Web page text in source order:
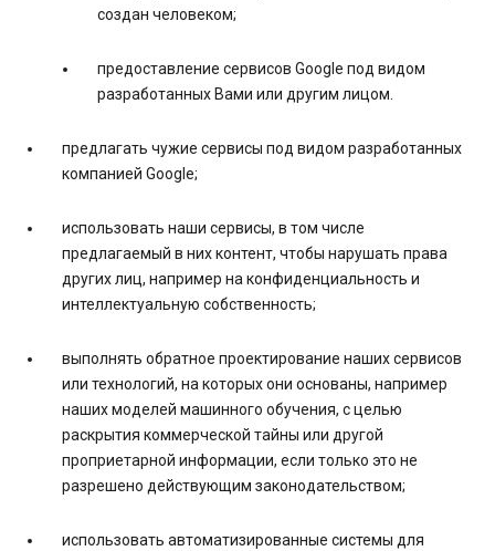
создан человеком;
предоставление сервисов Google под видом
разработанных Вами или другим лицом.
предлагать чужие сервисы под видом разработанных
компанией Google;
использовать наши сервисы, в том числе
предлагаемый в них контент, чтобы нарушать права
других лиц, например на конфиденциальность и
интеллектуальную собственность;
выполнять обратное проектирование наших сервисов
или технологий, на которых они основаны, например
наших моделей машинного обучения, с целью
раскрытия коммерческой тайны или другой
проприетарной информации, если только это не
разрешено действующим законодательством;
использовать автоматизированные системы для